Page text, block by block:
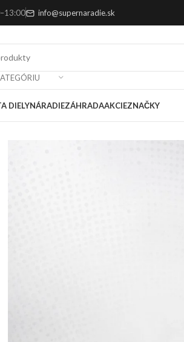
info@supernaradie.sk
DIELYNÁRADIEZÁHRADAAKCIEZNAČKY